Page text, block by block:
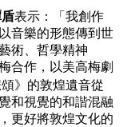
表示：「我創作
音樂的形態傳到世
術、哲學精神
合作，以美高梅劇
》的敦煌遺音從
和視覺的和諧混融
更好將敦煌文化的